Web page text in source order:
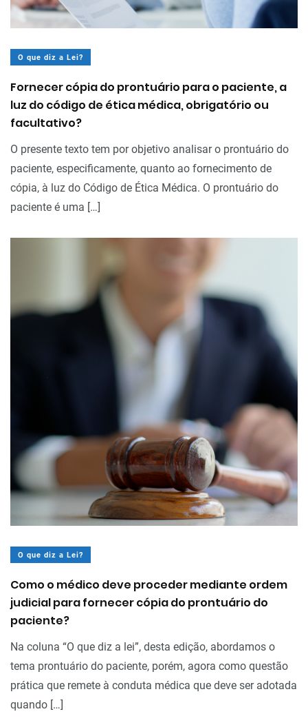
O que diz a Lei?
Fornecer cópia do prontuário para o paciente, a
luz do código de ética médica, obrigatório ou
facultativo?
O presente texto tem por objetivo analisar o prontuário do
paciente, especificamente, quanto ao fornecimento de
cópia, à luz do Código de Ética Médica. O prontuário do
paciente é uma […]
O que diz a Lei?
Como o médico deve proceder mediante ordem
judicial para fornecer cópia do prontuário do
paciente?
Na coluna “O que diz a lei”, desta edição, abordamos o
tema prontuário do paciente, porém, agora como questão
prática que remete à conduta médica que deve ser adotada
quando […]